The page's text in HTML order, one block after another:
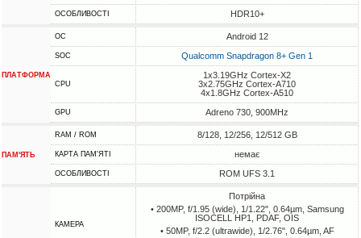
ОСОБЛИВОСТІ HDR10+
ПЛАТФОРМА
ОС Android 12
SOC Qualcomm Snapdragon 8+ Gen 1
CPU
1x3.19GHz Cortex-X2
3x2.75GHz Cortex-A710
4x1.8GHz Cortex-A510
GPU Adreno 730, 900MHz
ПАМ'ЯТЬ
RAM / ROM 8/128, 12/256, 12/512 GB
КАРТА ПАМ'ЯТІ немає
ОСОБЛИВОСТІ ROM UFS 3.1
КАМЕРА
Потрійна
• 200MP, f/1.95 (wide), 1/1.22", 0.64µm, Samsung
ISOCELL HP1, PDAF, OIS
• 50MP, f/2.2 (ultrawide), 1/2.76", 0.64µm, AF